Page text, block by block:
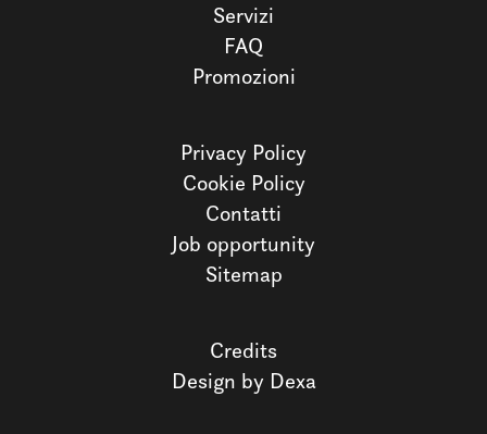
Servizi
FAQ
Promozioni
Privacy Policy
Cookie Policy
Contatti
Job opportunity
Sitemap
Credits
Design by Dexa